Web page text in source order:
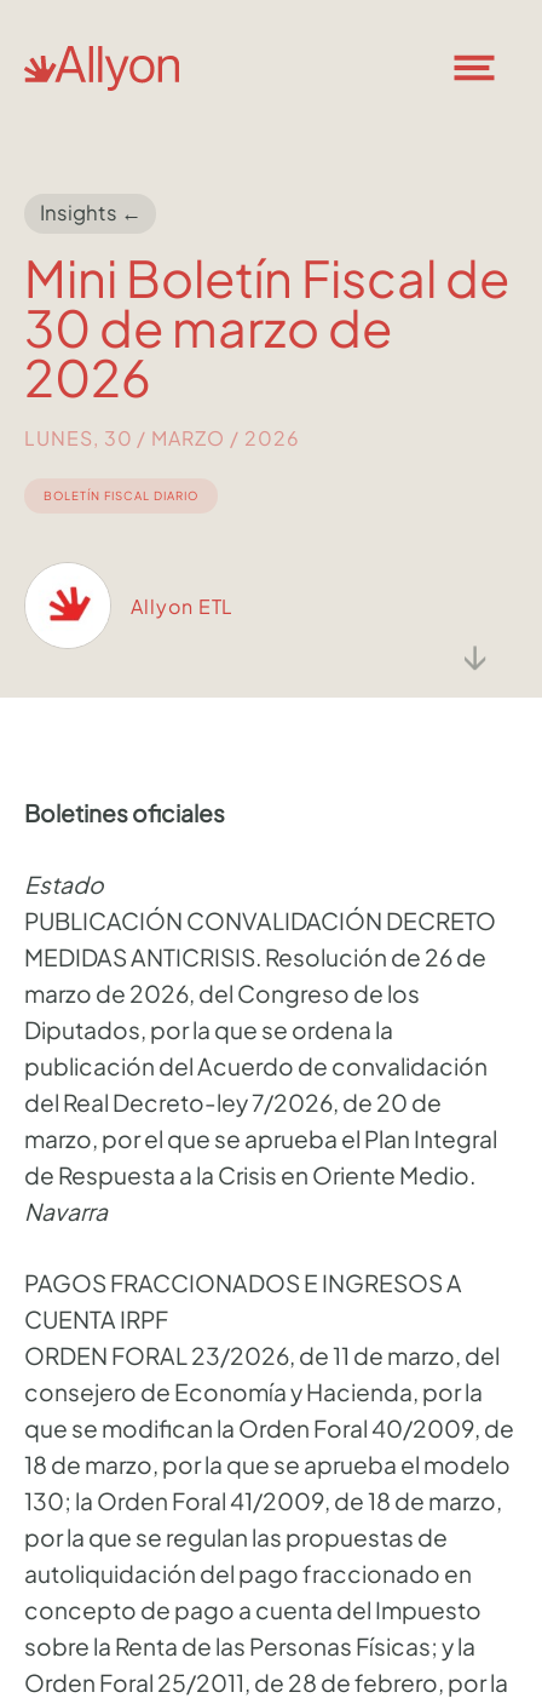
↓
Insights ←
Mini Boletín Fiscal de
30 de marzo de
2026
LUNES, 30 / MARZO / 2026
BOLETÍN FISCAL DIARIO
Allyon ETL
Boletines oficiales
Estado
PUBLICACIÓN CONVALIDACIÓN DECRETO
MEDIDAS ANTICRISIS. Resolución de 26 de
marzo de 2026, del Congreso de los
Diputados, por la que se ordena la
publicación del Acuerdo de convalidación
del Real Decreto-ley 7/2026, de 20 de
marzo, por el que se aprueba el Plan Integral
de Respuesta a la Crisis en Oriente Medio.
Navarra
PAGOS FRACCIONADOS E INGRESOS A
CUENTA IRPF
ORDEN FORAL 23/2026, de 11 de marzo, del
consejero de Economía y Hacienda, por la
que se modifican la Orden Foral 40/2009, de
18 de marzo, por la que se aprueba el modelo
130; la Orden Foral 41/2009, de 18 de marzo,
por la que se regulan las propuestas de
autoliquidación del pago fraccionado en
concepto de pago a cuenta del Impuesto
sobre la Renta de las Personas Físicas; y la
Orden Foral 25/2011, de 28 de febrero, por la